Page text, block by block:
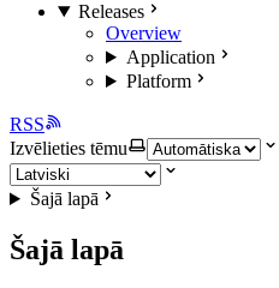
Releases
Overview
Application
Platform
RSS
Izvēlieties tēmu
Šajā lapā
Šajā lapā